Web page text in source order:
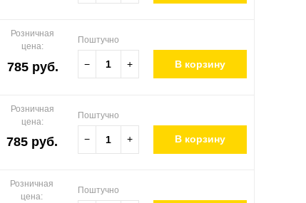
Розничная
цена:
785 руб.
Поштучно
− + В корзину
Розничная
цена:
785 руб.
Поштучно
− + В корзину
Розничная
цена:
Поштучно